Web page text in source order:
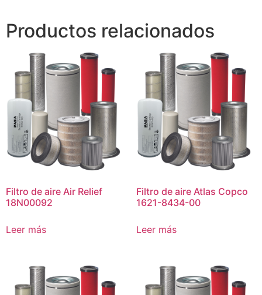
Productos relacionados
Filtro de aire Air Relief
18N00092
Leer más
Filtro de aire Atlas Copco
1621-8434-00
Leer más